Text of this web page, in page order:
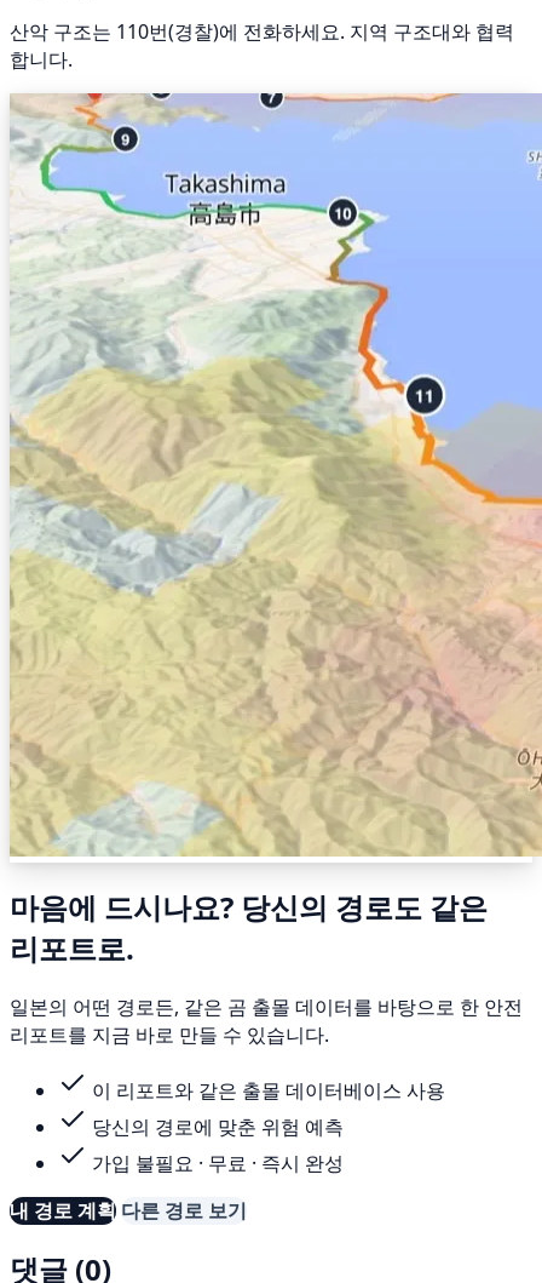
산악 구조는 110번(경찰)에 전화하세요. 지역 구조대와 협력
합니다.
마음에 드시나요? 당신의 경로도 같은
리포트로.
일본의 어떤 경로든, 같은 곰 출몰 데이터를 바탕으로 한 안전
리포트를 지금 바로 만들 수 있습니다.
이 리포트와 같은 출몰 데이터베이스 사용
당신의 경로에 맞춘 위험 예측
가입 불필요 · 무료 · 즉시 완성
내 경로 계획 다른 경로 보기
댓글 (0)